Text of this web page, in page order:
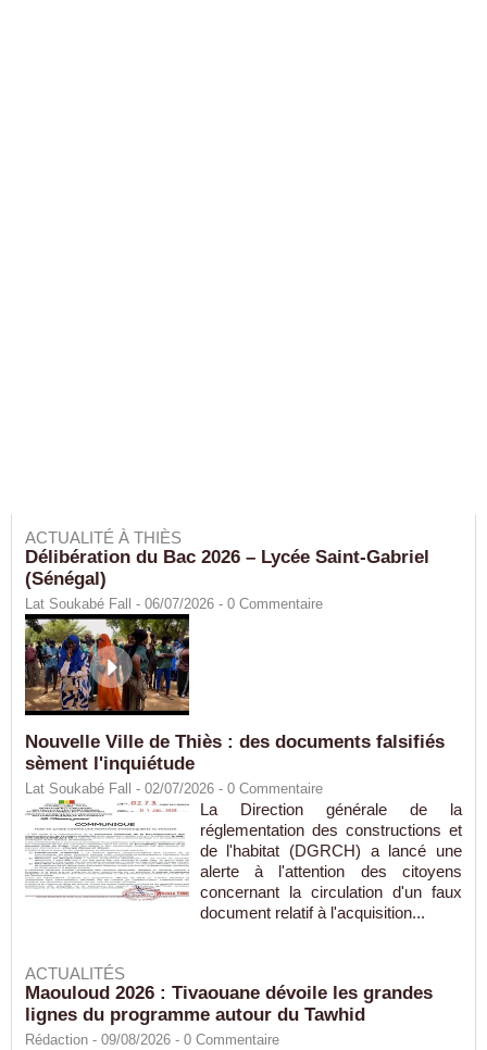
ACTUALITÉ À THIÈS
Délibération du Bac 2026 – Lycée Saint-Gabriel
(Sénégal)
Lat Soukabé Fall - 06/07/2026 - 0 Commentaire
Nouvelle Ville de Thiès : des documents falsifiés
sèment l'inquiétude
Lat Soukabé Fall - 02/07/2026 - 0 Commentaire
La Direction générale de la
réglementation des constructions et
de l'habitat (DGRCH) a lancé une
alerte à l'attention des citoyens
concernant la circulation d'un faux
document relatif à l'acquisition...
ACTUALITÉS
Maouloud 2026 : Tivaouane dévoile les grandes
lignes du programme autour du Tawhid
Rédaction - 09/08/2026 - 0 Commentaire